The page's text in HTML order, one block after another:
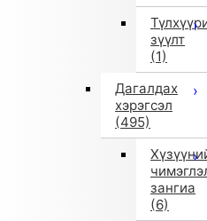
зүүлт
(1)
Дагалдах
хэрэгсэл
(495)
зангиа
(6)